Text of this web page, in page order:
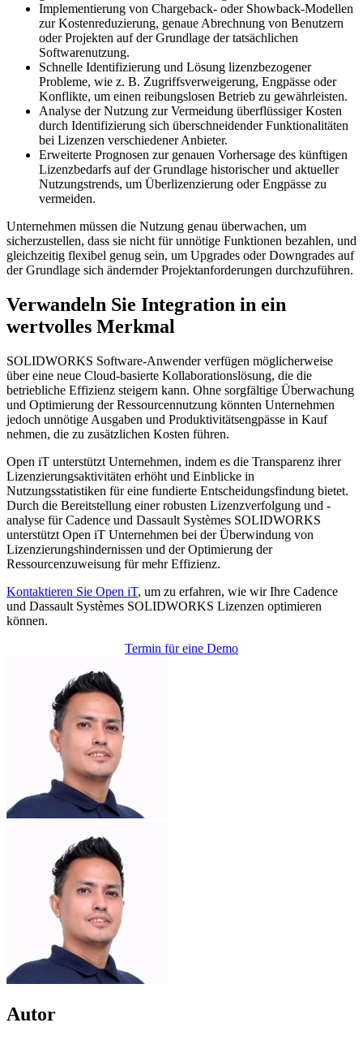
Implementierung von Chargeback- oder Showback-Modellen
zur Kostenreduzierung, genaue Abrechnung von Benutzern
oder Projekten auf der Grundlage der tatsächlichen
Softwarenutzung.
Schnelle Identifizierung und Lösung lizenzbezogener
Probleme, wie z. B. Zugriffsverweigerung, Engpässe oder
Konflikte, um einen reibungslosen Betrieb zu gewährleisten.
Analyse der Nutzung zur Vermeidung überflüssiger Kosten
durch Identifizierung sich überschneidender Funktionalitäten
bei Lizenzen verschiedener Anbieter.
Erweiterte Prognosen zur genauen Vorhersage des künftigen
Lizenzbedarfs auf der Grundlage historischer und aktueller
Nutzungstrends, um Überlizenzierung oder Engpässe zu
vermeiden.
Unternehmen müssen die Nutzung genau überwachen, um
sicherzustellen, dass sie nicht für unnötige Funktionen bezahlen, und
gleichzeitig flexibel genug sein, um Upgrades oder Downgrades auf
der Grundlage sich ändernder Projektanforderungen durchzuführen.
Verwandeln Sie Integration in ein
wertvolles Merkmal
SOLIDWORKS Software-Anwender verfügen möglicherweise
über eine neue Cloud-basierte Kollaborationslösung, die die
betriebliche Effizienz steigern kann. Ohne sorgfältige Überwachung
und Optimierung der Ressourcennutzung könnten Unternehmen
jedoch unnötige Ausgaben und Produktivitätsengpässe in Kauf
nehmen, die zu zusätzlichen Kosten führen.
Open iT unterstützt Unternehmen, indem es die Transparenz ihrer
Lizenzierungsaktivitäten erhöht und Einblicke in
Nutzungsstatistiken für eine fundierte Entscheidungsfindung bietet.
Durch die Bereitstellung einer robusten Lizenzverfolgung und -
analyse für Cadence und Dassault Systèmes SOLIDWORKS
unterstützt Open iT Unternehmen bei der Überwindung von
Lizenzierungshindernissen und der Optimierung der
Ressourcenzuweisung für mehr Effizienz.
Kontaktieren Sie Open iT, um zu erfahren, wie wir Ihre Cadence
und Dassault Systèmes SOLIDWORKS Lizenzen optimieren
können.
Termin für eine Demo
Autor